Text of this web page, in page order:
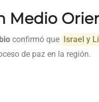
Medio
confirmó que
Israel y
de paz en la región.